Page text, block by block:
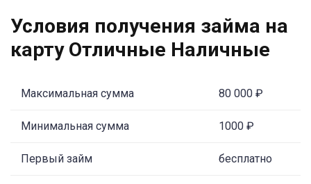
Условия получения займа на
карту Отличные Наличные
Максимальная сумма 80 000 ₽
Минимальная сумма 1000 ₽
Первый займ бесплатно